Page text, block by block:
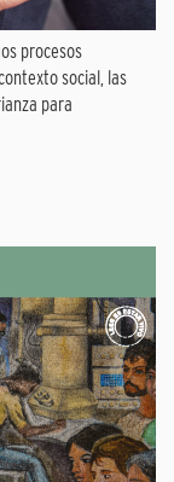
procesos
social, las
para